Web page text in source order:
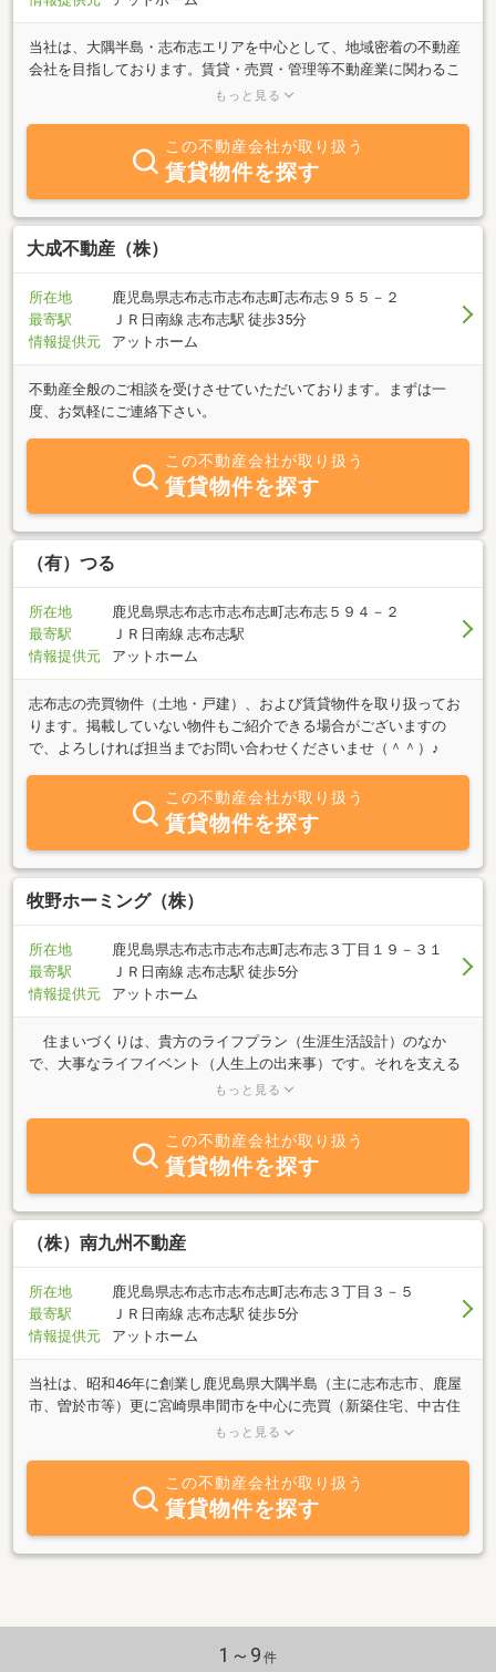
当社は、大隅半島・志布志エリアを中心として、地域密着の不動産
会社を目指しております。賃貸・売買・管理等不動産業に関わるこ
となら、何でもお気軽にご相談下さい。お客様の信頼にお応えでき
お部屋探しのお手伝いをさせて頂きます。ご来店の程心からお待ち
もっと見る
この不動産会社が取り扱う
賃貸物件を探す
大成不動産（株）
所在地
鹿児島県志布志市志布志町志布志９５５－２
最寄駅
ＪＲ日南線 志布志駅 徒歩35分
情報提供元
アットホーム
不動産全般のご相談を受けさせていただいております。まずは一
度、お気軽にご連絡下さい。
この不動産会社が取り扱う
賃貸物件を探す
（有）つる
所在地
鹿児島県志布志市志布志町志布志５９４－２
最寄駅
ＪＲ日南線 志布志駅
情報提供元
アットホーム
志布志の売買物件（土地・戸建）、および賃貸物件を取り扱ってお
ります。掲載していない物件もご紹介できる場合がございますの
で、よろしければ担当までお問い合わせくださいませ（＾＾）♪
この不動産会社が取り扱う
賃貸物件を探す
牧野ホーミング（株）
所在地
鹿児島県志布志市志布志町志布志３丁目１９－３１
最寄駅
ＪＲ日南線 志布志駅 徒歩5分
情報提供元
アットホーム
住まいづくりは、貴方のライフプラン（生涯生活設計）のなか
で、大事なライフイベント（人生上の出来事）です。それを支える
マネープランも大事です。貴方の生き方（ライフデザイン）に合っ
な人生を実現するために公認不動産コンサルティングマスター及び
ファイナンシャルプランナー（CFP）が、お手伝いいたします。
もっと見る
この不動産会社が取り扱う
賃貸物件を探す
（株）南九州不動産
所在地
鹿児島県志布志市志布志町志布志３丁目３－５
最寄駅
ＪＲ日南線 志布志駅 徒歩5分
情報提供元
アットホーム
当社は、昭和46年に創業し鹿児島県大隅半島（主に志布志市、鹿屋
市、曽於市等）更に宮崎県串間市を中心に売買（新築住宅、中古住
宅、土地、事業用倉庫等）賃貸（アパート、マンション、貸家、駐
います。 不動産は他の商品と比べて一生で最も高価な買い物で
す。当社ではプロとしてお客様に満足頂けるご提案をしていきま
す。スタッフ一同ご来店、お問合せ心よりお待ちしています。当社
ホームページもございますのでご覧ください！！豊富な情報をご準
備しています。
もっと見る
この不動産会社が取り扱う
賃貸物件を探す
1～9 件